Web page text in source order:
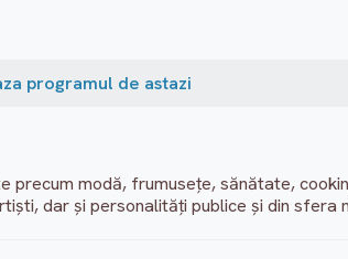
programul de astazi
modă, frumusețe, sănătate,
dar și personalități publice și din sfera